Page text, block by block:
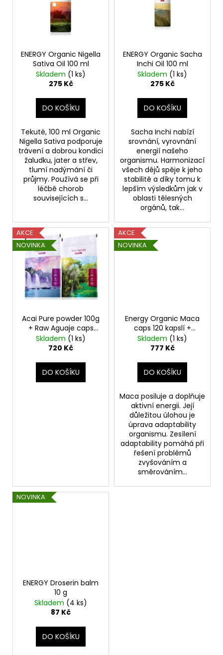
ENERGY Organic Nigella
Sativa Oil 100 ml
Skladem (1 ks)
275 Kč
DO KOŠÍKU
Tekuté, 100 ml Organic
Nigella Sativa podporuje
trávení a dobrou kondici
žaludku, jater a střev,
tlumí nadýmání či
průjmy. Používá se při
léčbě chorob
souvisejících s...
ENERGY Organic Sacha
Inchi Oil 100 ml
Skladem (1 ks)
275 Kč
DO KOŠÍKU
Sacha Inchi nabízí
srovnání, vyrovnání
energií našeho
organismu. Harmonizací
všech dějů spěje k jeho
stabilitě a díky tomu k
lepším výsledkům jak v
oblasti tělesných
orgánů, tak...
AKCE
NOVINKA
Acai Pure powder 100g
+ Raw Aguaje caps
120kps
Skladem (1 ks)
720 Kč
DO KOŠÍKU
AKCE
NOVINKA
Energy Organic Maca
caps 120 kapslí +
Barley Juice tabs 200
tablet
Skladem (1 ks)
777 Kč
DO KOŠÍKU
Maca posiluje a doplňuje
aktivní energii. Její
důležitou úlohou je
úprava adaptability
organismu. Zesílení
adaptability pomáhá při
řešení problémů
zvyšováním a
směrováním...
NOVINKA
ENERGY Droserin balm
10 g
Skladem (4 ks)
87 Kč
DO KOŠÍKU
HARMONY
AKUT